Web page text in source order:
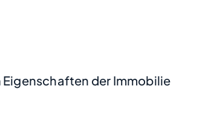
der Immobilie